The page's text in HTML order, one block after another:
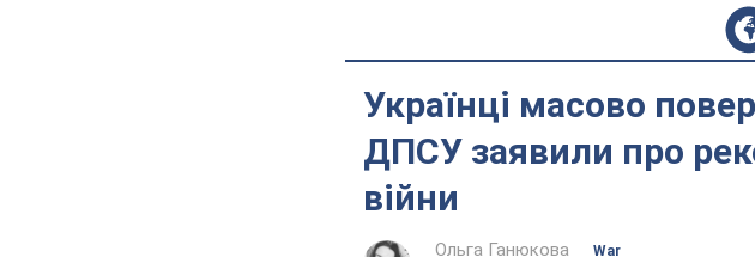
Українці масово
ДПСУ заявили про
війни
Ольга Ганюкова
War